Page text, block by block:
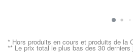
* Hors produits en cours et produits de la
** Le prix total le plus bas des 30